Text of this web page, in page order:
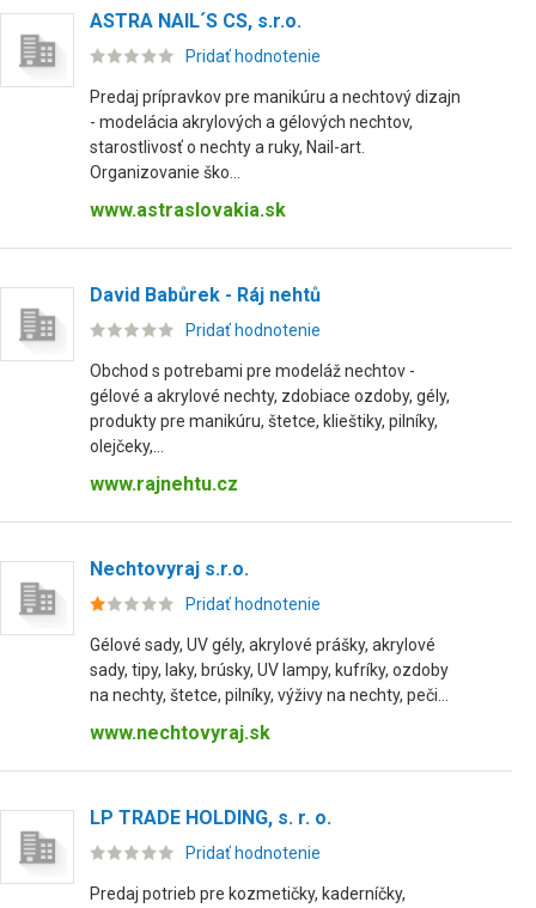
ASTRA NAIL´S CS, s.r.o.
Pridať hodnotenie
Predaj prípravkov pre manikúru a nechtový dizajn
- modelácia akrylových a gélových nechtov,
starostlivosť o nechty a ruky, Nail-art.
Organizovanie ško...
www.astraslovakia.sk
David Babůrek - Ráj nehtů
Pridať hodnotenie
Obchod s potrebami pre modeláž nechtov -
gélové a akrylové nechty, zdobiace ozdoby, gély,
produkty pre manikúru, štetce, klieštiky, pilníky,
olejčeky,...
www.rajnehtu.cz
Nechtovyraj s.r.o.
Pridať hodnotenie
Gélové sady, UV gély, akrylové prášky, akrylové
sady, tipy, laky, brúsky, UV lampy, kufríky, ozdoby
na nechty, štetce, pilníky, výživy na nechty, peči...
www.nechtovyraj.sk
LP TRADE HOLDING, s. r. o.
Pridať hodnotenie
Predaj potrieb pre kozmetičky, kaderníčky,